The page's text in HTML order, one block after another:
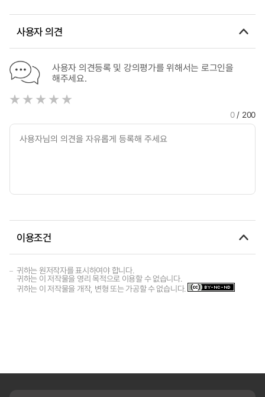
School Economics Textbooks
사용자 의견
사용자 의견등록 및 강의평가를 위해서는 로그인을
해주세요.
0/ 200
이용조건
귀하는 원저작자를 표시하여야 합니다.
귀하는 이 저작물을 영리 목적으로 이용할 수 없습니다.
귀하는 이 저작물을 개작, 변형 또는 가공할 수 없습니다.